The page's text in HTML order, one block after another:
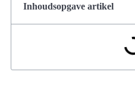
Inhoudsopgave artikel